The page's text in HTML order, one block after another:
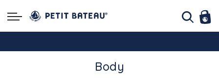
La livraison est assurée partout en Tunisie !
Body